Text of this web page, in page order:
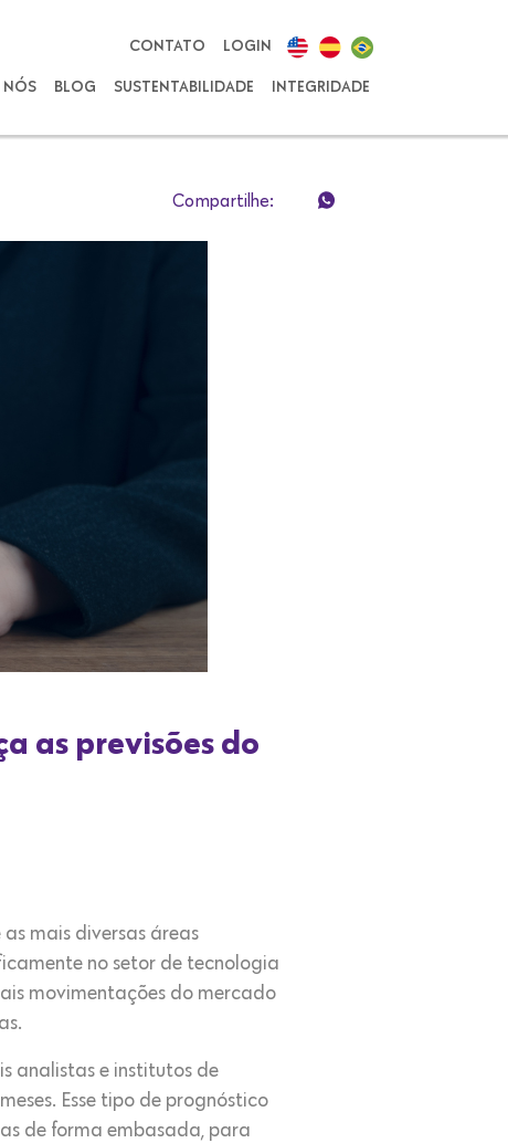
CONTATO LOGIN
NÓS BLOG SUSTENTABILIDADE INTEGRIDADE
Compartilhe:
as previsões do
mais diversas áreas
no setor de tecnologia
movimentações do mercado
analistas e institutos de
Esse tipo de prognóstico
de forma embasada, para